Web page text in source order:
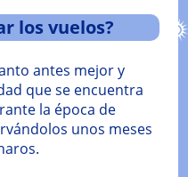
los vuelos?
antes mejor y
que se encuentra
la época de
unos meses